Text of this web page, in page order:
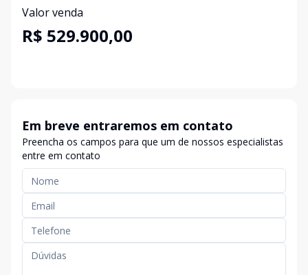
Valor venda
R$ 529.900,00
Em breve entraremos em contato
Preencha os campos para que um de nossos especialistas
entre em contato